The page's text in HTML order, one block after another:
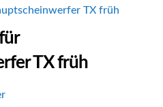
TX früh